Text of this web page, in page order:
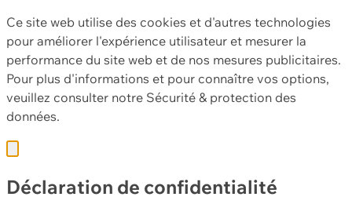
Ce site web utilise des cookies et d'autres technologies
pour améliorer l'expérience utilisateur et mesurer la
performance du site web et de nos mesures publicitaires.
Pour plus d'informations et pour connaître vos options,
veuillez consulter notre Sécurité & protection des
données.
Déclaration de confidentialité